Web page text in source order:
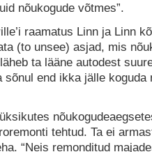
nõukogude võtmes”.
raamatus Linn ja Linn
(to unsee) asjad, mis
ta lääne autodest
sõnul end ikka jälle koguda
tehtud. Ta ei
“Neis remonditud